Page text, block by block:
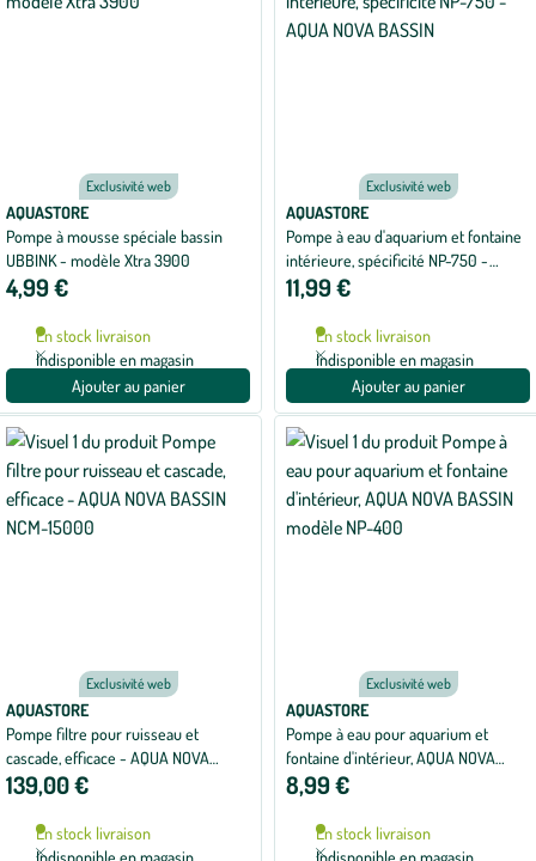
Exclusivité web
AQUASTORE
Pompe à mousse spéciale bassin
UBBINK - modèle Xtra 3900
4,99 €
En stock livraison
Indisponible en magasin
Ajouter au panier
Exclusivité web
AQUASTORE
Pompe à eau d'aquarium et fontaine
intérieure, spécificité NP-750 -
AQUA NOVA BASSIN
11,99 €
En stock livraison
Indisponible en magasin
Ajouter au panier
Exclusivité web
AQUASTORE
Pompe filtre pour ruisseau et
cascade, efficace - AQUA NOVA
BASSIN NCM-15000
139,00 €
En stock livraison
Indisponible en magasin
Exclusivité web
AQUASTORE
Pompe à eau pour aquarium et
fontaine d'intérieur, AQUA NOVA
BASSIN modèle NP-400
8,99 €
En stock livraison
Indisponible en magasin